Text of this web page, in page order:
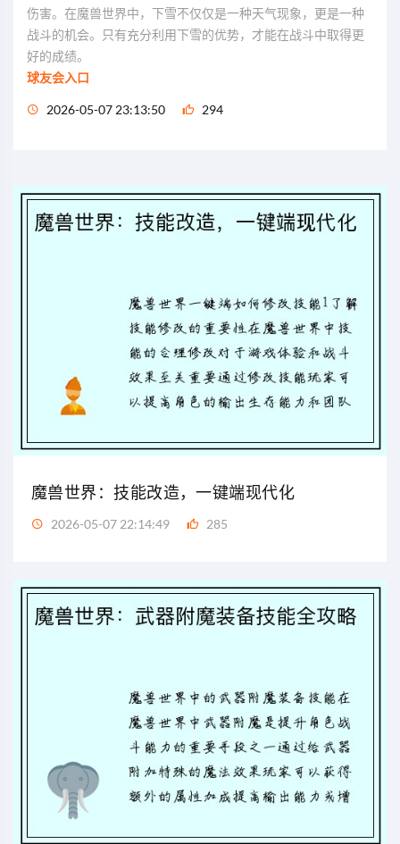
伤害。在魔兽世界中，下雪不仅仅是一种天气现象，更是一种
战斗的机会。只有充分利用下雪的优势，才能在战斗中取得更
好的成绩。
球友会入口
2026-05-07 23:13:50 294
魔兽世界：技能改造，一键端现代化
2026-05-07 22:14:49 285